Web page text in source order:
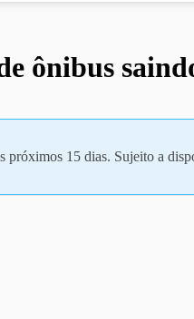
ônibus
próximos 15 dias. Sujeito a